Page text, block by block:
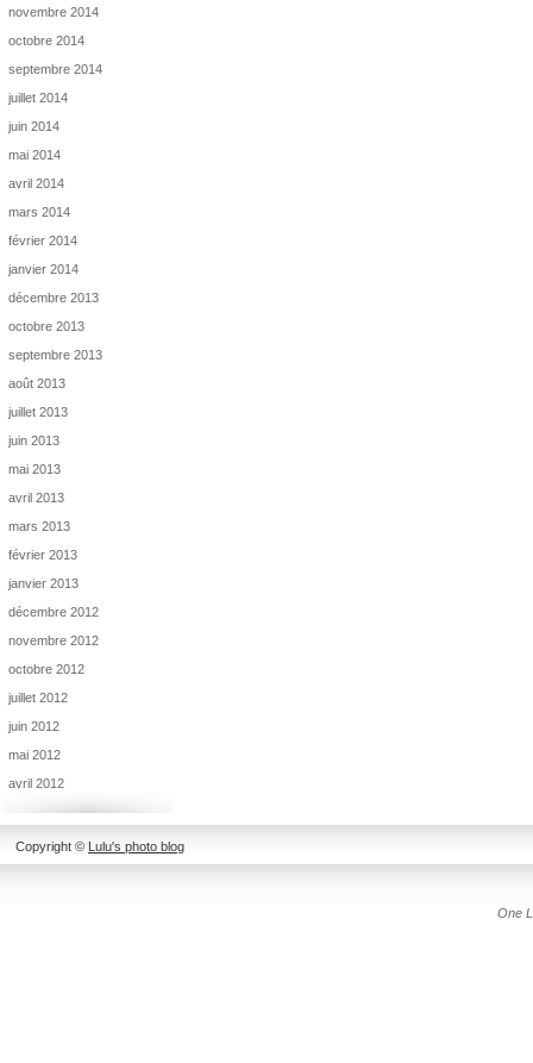
novembre 2014
octobre 2014
septembre 2014
juillet 2014
juin 2014
mai 2014
avril 2014
mars 2014
février 2014
janvier 2014
décembre 2013
octobre 2013
septembre 2013
août 2013
juillet 2013
juin 2013
mai 2013
avril 2013
mars 2013
février 2013
janvier 2013
décembre 2012
novembre 2012
octobre 2012
juillet 2012
juin 2012
mai 2012
avril 2012
Copyright © Lulu's photo blog
One